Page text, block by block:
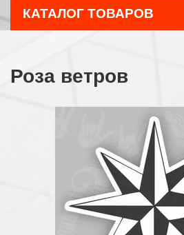
КАТАЛОГ ТОВАРОВ
Роза ветров